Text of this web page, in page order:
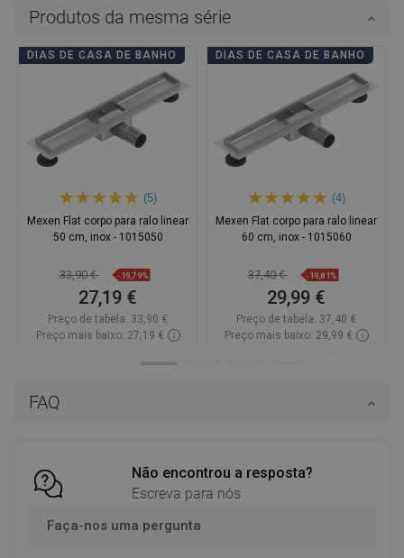
FAQ
Não encontrou a resposta?
Escreva para nós
Faça-nos uma pergunta
Produtos da mesma série
DIAS DE CASA DE BANHO
(5)
Mexen Flat corpo para ralo linear
50 cm, inox - 1015050
33,90 € -19,79%
27,19 €
Preço de tabela: 33,90 €
Preço mais baixo: 27,19 €
DIAS DE CASA DE BANHO
(4)
Mexen Flat corpo para ralo linear
60 cm, inox - 1015060
37,40 € -19,81%
29,99 €
Preço de tabela: 37,40 €
Preço mais baixo: 29,99 €